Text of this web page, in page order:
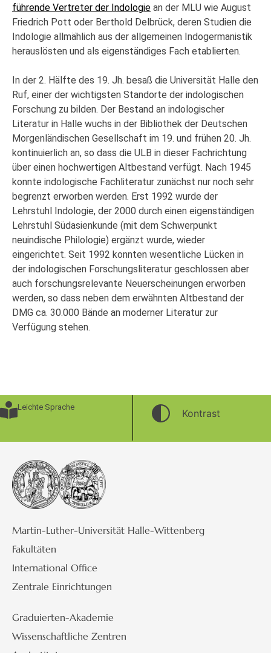
führende Vertreter der Indologie an der MLU wie August
Friedrich Pott oder Berthold Delbrück, deren Studien die
Indologie allmählich aus der allgemeinen Indogermanistik
herauslösten und als eigenständiges Fach etablierten.
In der 2. Hälfte des 19. Jh. besaß die Universität Halle den
Ruf, einer der wichtigsten Standorte der indologischen
Forschung zu bilden. Der Bestand an indologischer
Literatur in Halle wuchs in der Bibliothek der Deutschen
Morgenländischen Gesellschaft im 19. und frühen 20. Jh.
kontinuierlich an, so dass die ULB in dieser Fachrichtung
über einen hochwertigen Altbestand verfügt. Nach 1945
konnte indologische Fachliteratur zunächst nur noch sehr
begrenzt erworben werden. Erst 1992 wurde der
Lehrstuhl Indologie, der 2000 durch einen eigenständigen
Lehrstuhl Südasienkunde (mit dem Schwerpunkt
neuindische Philologie) ergänzt wurde, wieder
eingerichtet. Seit 1992 konnten wesentliche Lücken in
der indologischen Forschungsliteratur geschlossen aber
auch forschungsrelevante Neuerscheinungen erworben
werden, so dass neben dem erwähnten Altbestand der
DMG ca. 30.000 Bände an moderner Literatur zur
Verfügung stehen.
Leichte Sprache
Kontrast
Martin-Luther-Universität Halle-Wittenberg
Fakultäten
International Office
Zentrale Einrichtungen
Graduierten-Akademie
Wissenschaftliche Zentren